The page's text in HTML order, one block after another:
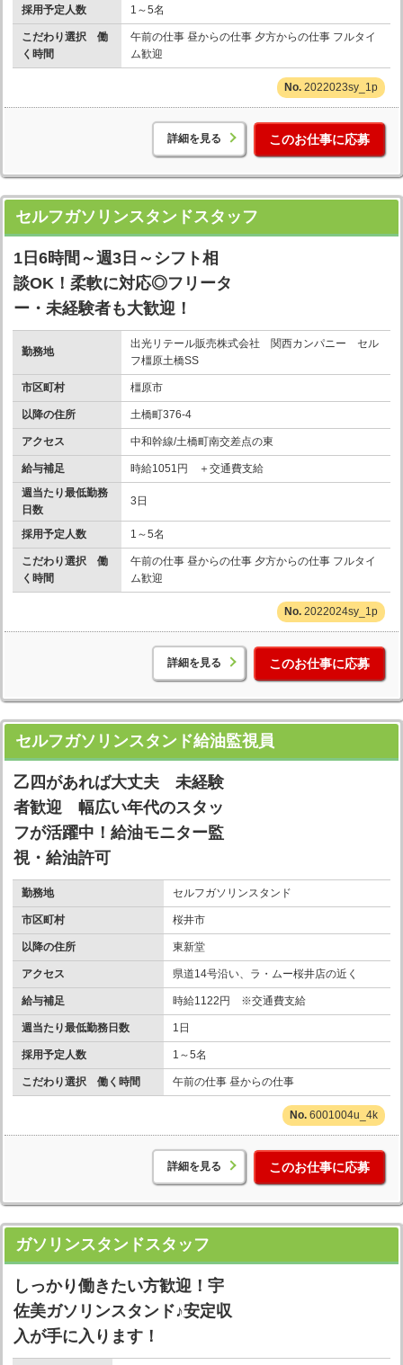
採用予定人数 1～5名
こだわり選択 働
く時間
午前の仕事 昼からの仕事 夕方からの仕事 フルタイ
ム歓迎
2022023sy_1p
詳細を見る このお仕事に応募
セルフガソリンスタンドスタッフ
1日6時間～週3日～シフト相
談OK！柔軟に対応◎フリータ
ー・未経験者も大歓迎！
勤務地
出光リテール販売株式会社 関西カンパニー セル
フ橿原土橋SS
市区町村 橿原市
以降の住所 土橋町376-4
アクセス 中和幹線/土橋町南交差点の東
給与補足
時給1051円 ＋交通費支給
週当たり最低勤務
日数
3日
採用予定人数 1～5名
こだわり選択 働
く時間
午前の仕事 昼からの仕事 夕方からの仕事 フルタイ
ム歓迎
2022024sy_1p
詳細を見る このお仕事に応募
セルフガソリンスタンド給油監視員
乙四があれば大丈夫 未経験
者歓迎 幅広い年代のスタッ
フが活躍中！給油モニター監
視・給油許可
勤務地 セルフガソリンスタンド
市区町村 桜井市
以降の住所 東新堂
アクセス 県道14号沿い、ラ・ムー桜井店の近く
給与補足 時給1122円 ※交通費支給
週当たり最低勤務日数 1日
採用予定人数 1～5名
こだわり選択 働く時間 午前の仕事 昼からの仕事
6001004u_4k
詳細を見る このお仕事に応募
ガソリンスタンドスタッフ
しっかり働きたい方歓迎！宇
佐美ガソリンスタンド♪安定収
入が手に入ります！